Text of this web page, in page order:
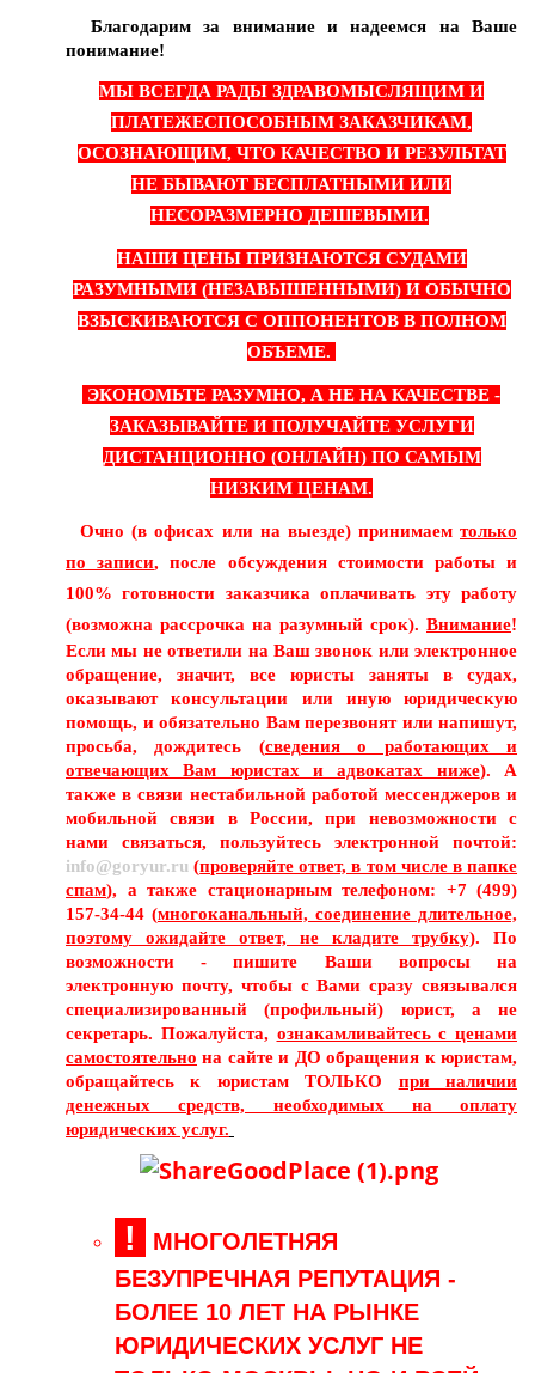
Благодарим за внимание и надеемся на Ваше
понимание!
МЫ ВСЕГДА РАДЫ ЗДРАВОМЫСЛЯЩИМ И
ПЛАТЕЖЕСПОСОБНЫМ ЗАКАЗЧИКАМ,
ОСОЗНАЮЩИМ, ЧТО КАЧЕСТВО И РЕЗУЛЬТАТ
НЕ БЫВАЮТ БЕСПЛАТНЫМИ ИЛИ
НЕСОРАЗМЕРНО ДЕШЕВЫМИ.
НАШИ ЦЕНЫ ПРИЗНАЮТСЯ СУДАМИ
РАЗУМНЫМИ (НЕЗАВЫШЕННЫМИ) И ОБЫЧНО
ВЗЫСКИВАЮТСЯ С ОППОНЕНТОВ В ПОЛНОМ
ОБЪЕМЕ.
ЭКОНОМЬТЕ РАЗУМНО, А НЕ НА КАЧЕСТВЕ -
ЗАКАЗЫВАЙТЕ И ПОЛУЧАЙТЕ УСЛУГИ
ДИСТАНЦИОННО (ОНЛАЙН) ПО САМЫМ
НИЗКИМ ЦЕНАМ.
Очно (в офисах или на выезде) принимаемтолько
по записи, после обсуждения стоимости работы и
100% готовности заказчика оплачивать эту работу
(возможна рассрочка на разумный срок). Внимание!
Если мы не ответили на Ваш звонок или электронное
обращение, значит, все юристы заняты в судах,
оказывают консультации или иную юридическую
помощь, и обязательно Вам перезвонят или напишут,
просьба, дождитесь (сведения о работающих и
отвечающих Вам юристах и адвокатах ниже). А
также в связи нестабильной работой мессенджеров и
мобильной связи в России, при невозможности с
нами связаться, пользуйтесь электронной почтой:
info@goryur.ru (проверяйте ответ, в том числе в папке
спам), а также стационарным телефоном: +7 (499)
157-34-44 (многоканальный, соединение длительное,
поэтому ожидайте ответ, не кладите трубку). По
возможности - пишите Ваши вопросы на
электронную почту, чтобы с Вами сразу связывался
специализированный (профильный) юрист, а не
секретарь. Пожалуйста, ознакамливайтесь с ценами
самостоятельно на сайте и ДО обращения к юристам,
обращайтесь к юристам ТОЛЬКО при наличии
денежных средств, необходимых на оплату
юридических услуг.
!
МНОГОЛЕТНЯЯ
БЕЗУПРЕЧНАЯ РЕПУТАЦИЯ -
БОЛЕЕ 10 ЛЕТ НА РЫНКЕ
ЮРИДИЧЕСКИХ УСЛУГ НЕ